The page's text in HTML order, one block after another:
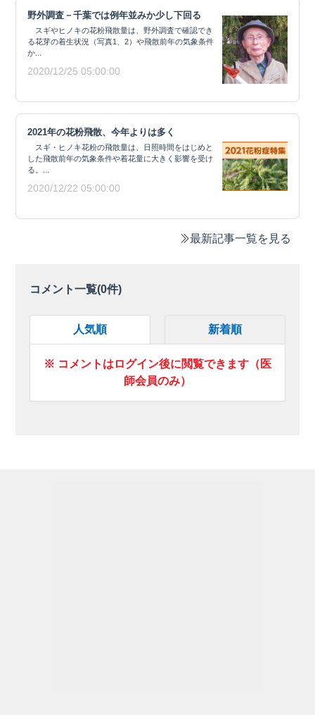
野外調査－千葉では例年並みか少し下回る
スギやヒノキの花粉飛散量は、野外調査で確認でき
る花芽の着生状況（写真1、2）や飛散前年の気象条件
か...
2020/12/25 05:00:00
2021年の花粉飛散、今年よりは多く
スギ・ヒノキ花粉の飛散量は、日照時間をはじめと
した飛散前年の気象条件や着花量に大きく影響を受け
る。...
2020/12/22 05:00:00
最新記事一覧を見る
コメント一覧(0件)
人気順 新着順
※ コメントはログイン後に閲覧できます（医
師会員のみ）